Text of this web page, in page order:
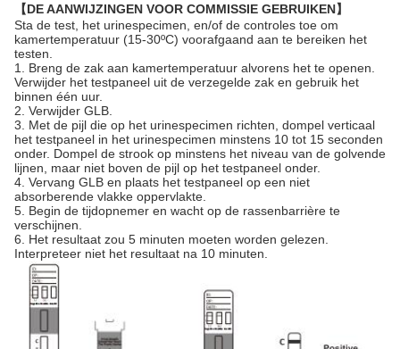
【DE AANWIJZINGEN VOOR COMMISSIE GEBRUIKEN】
Sta de test, het urinespecimen, en/of de controles toe om
kamertemperatuur (15-30ºC) voorafgaand aan te bereiken het
testen.
1. Breng de zak aan kamertemperatuur alvorens het te openen.
Verwijder het testpaneel uit de verzegelde zak en gebruik het
binnen één uur.
2. Verwijder GLB.
3. Met de pijl die op het urinespecimen richten, dompel verticaal
het testpaneel in het urinespecimen minstens 10 tot 15 seconden
onder. Dompel de strook op minstens het niveau van de golvende
lijnen, maar niet boven de pijl op het testpaneel onder.
4. Vervang GLB en plaats het testpaneel op een niet
absorberende vlakke oppervlakte.
5. Begin de tijdopnemer en wacht op de rassenbarrière te
verschijnen.
6. Het resultaat zou 5 minuten moeten worden gelezen.
Interpreteer niet het resultaat na 10 minuten.